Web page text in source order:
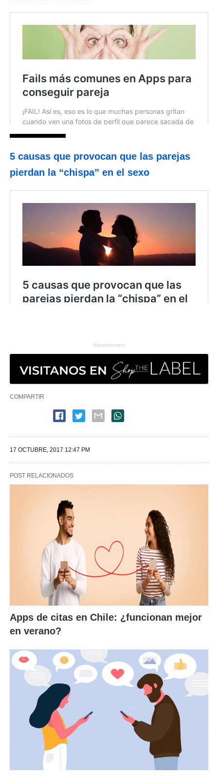
5 causas que provocan que las parejas
pierdan la “chispa” en el sexo
Advertisement
COMPARTIR
17 OCTUBRE, 2017 12:47 PM
POST RELACIONADOS
Apps de citas en Chile: ¿funcionan mejor
en verano?